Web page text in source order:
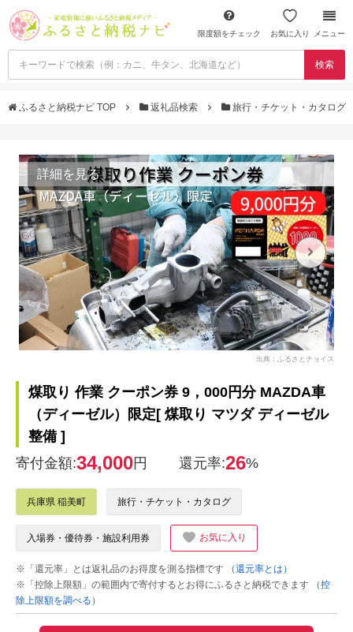
限度額をチェック お気に入り メニュー
検索
ふるさと納税ナビ TOP 返礼品検索 旅行・チケット・カタログ
詳細を見る
出典：ふるさとチョイス
煤取り 作業 クーポン券 9，000円分 MAZDA車
（ディーゼル）限定[ 煤取り マツダ ディーゼル
整備 ]
寄付金額:34,000円 還元率:26%
兵庫県 稲美町 旅行・チケット・カタログ
入場券・優待券・施設利用券 お気に入り
※「還元率」とは返礼品のお得度を測る指標です
（還元率とは）
※「控除上限額」の範囲内で寄付するとお得にふるさと納税できます
（控
除上限額を調べる）